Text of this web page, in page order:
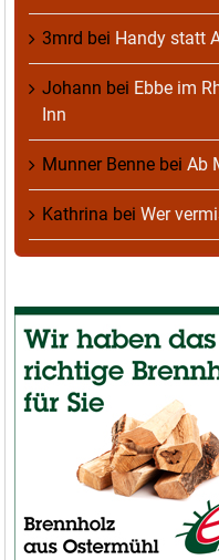
3mrd bei Handy statt
Johann bei Ebbe im
Inn
Munner Benne bei Ab
Kathrina bei Wer